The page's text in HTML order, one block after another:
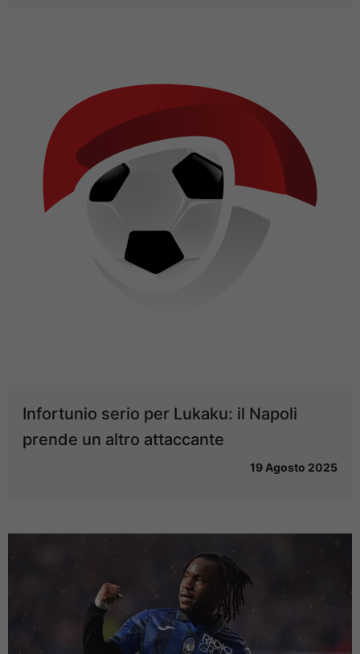
Infortunio serio per Lukaku: il Napoli
prende un altro attaccante
19 Agosto 2025